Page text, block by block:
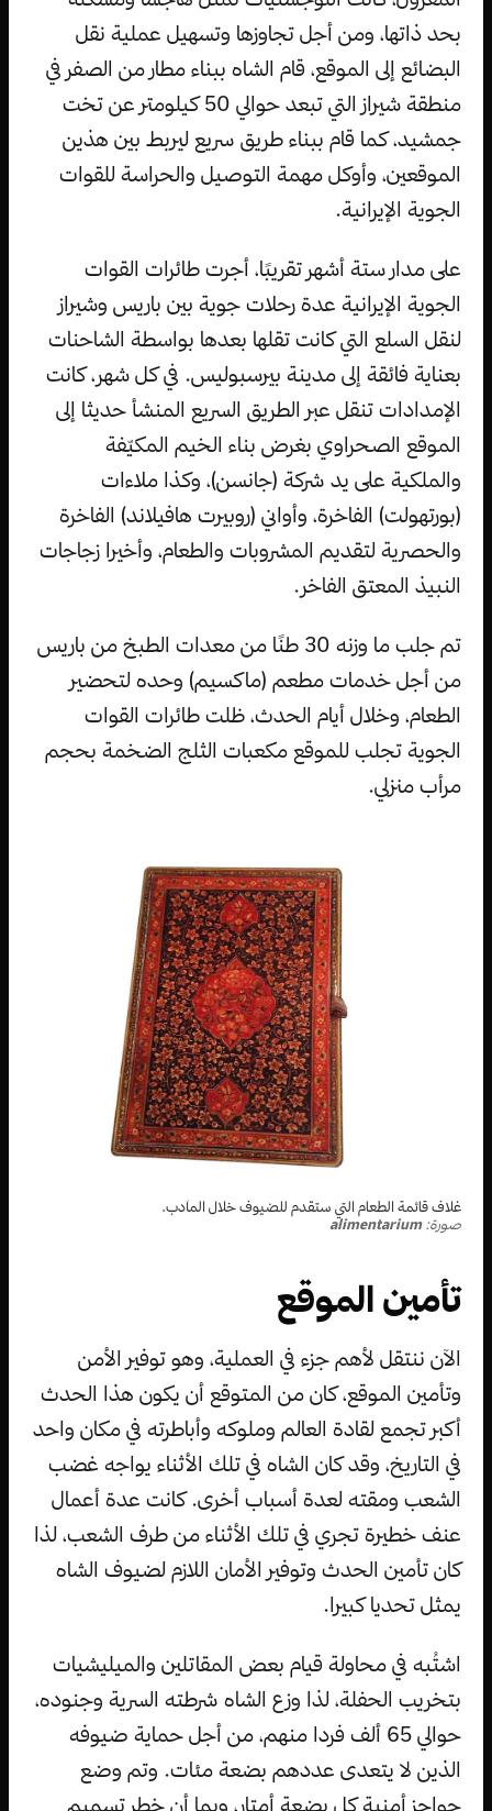
بحد ذاتها، ومن أجل تجاوزها وتسهيل عملية نقل
البضائع إلى الموقع، قام الشاه ببناء مطار من الصفر في
منطقة شيراز التي تبعد حوالي 50 كيلومتر عن تخت
جمشيد، كما قام ببناء طريق سريع ليربط بين هذين
الموقعين، وأوكل مهمة التوصيل والحراسة للقوات
الجوية الإيرانية.
على مدار ستة أشهر تقريبًا، أجرت طائرات القوات
الجوية الإيرانية عدة رحلات جوية بين باريس وشيراز
لنقل السلع التي كانت تقلها بعدها بواسطة الشاحنات
بعناية فائقة إلى مدينة بيرسبوليس. في كل شهر، كانت
الإمدادات تنقل عبر الطريق السريع المنشأ حديثا إلى
الموقع الصحراوي بغرض بناء الخيم المكيّفة
والملكية على يد شركة (جانسن)، وكذا ملاءات
(بورتهولت) الفاخرة، وأواني (روبيرت هافيلاند) الفاخرة
والحصرية لتقديم المشروبات والطعام، وأخيرا زجاجات
النبيذ المعتق الفاخر.
تم جلب ما وزنه 30 طنًا من معدات الطبخ من باريس
من أجل خدمات مطعم (ماكسيم) وحده لتحضير
الطعام، وخلال أيام الحدث، ظلت طائرات القوات
الجوية تجلب للموقع مكعبات الثلج الضخمة بحجم
مرأب منزلي.
غلاف قائمة الطعام التي ستقدم للضيوف خلال المآدب.
صورة:alimentarium
تأمين الموقع
الآن ننتقل لأهم جزء في العملية، وهو توفير الأمن
وتأمين الموقع، كان من المتوقع أن يكون هذا الحدث
أكبر تجمع لقادة العالم وملوكه وأباطرته في مكان واحد
في التاريخ، وقد كان الشاه في تلك الأثناء يواجه غضب
الشعب ومقته لعدة أسباب أخرى. كانت عدة أعمال
عنف خطيرة تجري في تلك الأثناء من طرف الشعب، لذا
كان تأمين الحدث وتوفير الأمان اللازم لضيوف الشاه
يمثل تحديا كبيرا.
اشتُبه في محاولة قيام بعض المقاتلين والميليشيات
بتخريب الحفلة، لذا وزع الشاه شرطته السرية وجنوده،
حوالي 65 ألف فردا منهم، من أجل حماية ضيوفه
الذين لا يتعدى عددهم بضعة مئات. وتم وضع
حواجز أمنية كل بضعة أمتار، وبما أن خطر تسميم